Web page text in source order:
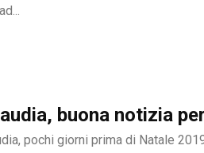
buona notizia
pochi giorni prima di Natale